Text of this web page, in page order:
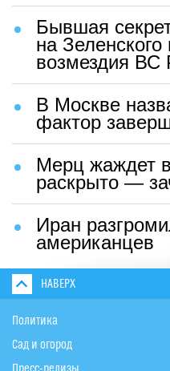
Бывшая
на
возмездия ВС
В Москве
фактор
Мерц жаждет
раскрыто —
Иран
американцев
НАВЕРХ
Политика
Сад и огород